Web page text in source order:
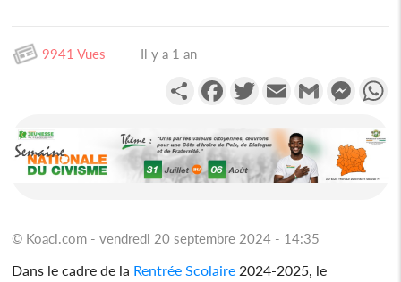
9941 Vues Il y a 1 an
PartagerFacebookTwitterEmail Gmail
© Koaci.com - vendredi 20 septembre 2024 - 14:35
Dans le cadre de la Rentrée Scolaire 2024-2025, le